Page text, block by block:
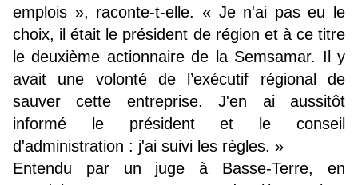
emplois », raconte-t-elle. « Je n'ai pas eu le
choix, il était le président de région et à ce titre
le deuxième actionnaire de la Semsamar. Il y
avait une volonté de l’exécutif régional de
sauver cette entreprise. J'en ai aussitôt
informé le président et le conseil
d'administration : j'ai suivi les règles. »
Entendu par un juge à Basse-Terre, en